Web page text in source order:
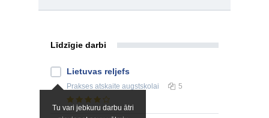
Līdzīgie darbi
Tu vari jebkuru darbu ātri
Lietuvas reljefs
Prakses atskaite augstskolai 5